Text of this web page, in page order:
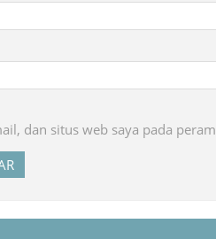
dan situs web saya pada